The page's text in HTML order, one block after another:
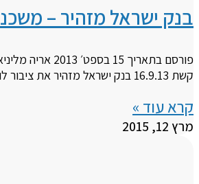
בנק ישראל מזהיר –
פורסם בתאריך 15
קשת 16.9.13 בנק ישראל מזהיר את ציבור לוקחי המשכנתאות –
קרא עוד »
מרץ 12, 2015